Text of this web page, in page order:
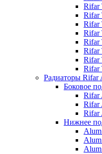
Rifar
Rifar
Rifar
Rifar
Rifar
Rifar
Rifar
Rifar
Радиаторы Rifar
Боковое
Rifar
Rifar
Rifar
Нижнее